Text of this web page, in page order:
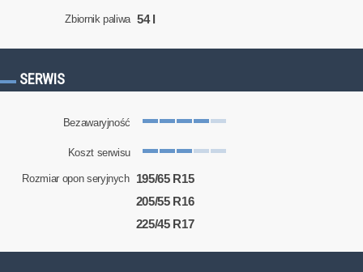
Zbiornik paliwa 54 l
SERWIS
Bezawaryjność
Koszt serwisu
Rozmiar opon seryjnych
195/65 R15
205/55 R16
225/45 R17